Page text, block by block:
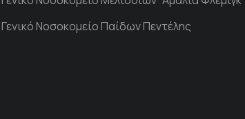
Γενικό Νοσοκομείο Παίδων Πεντέλης